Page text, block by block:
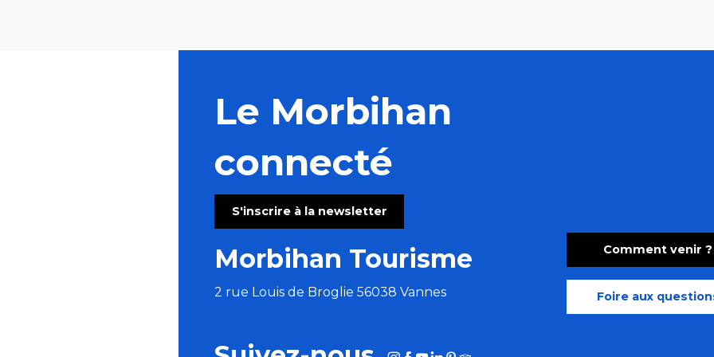
Le Morbihan
connecté
S'inscrire à la newsletter
Morbihan Tourisme
2 rue Louis de Broglie 56038 Vannes
Comment venir ?
Foire aux